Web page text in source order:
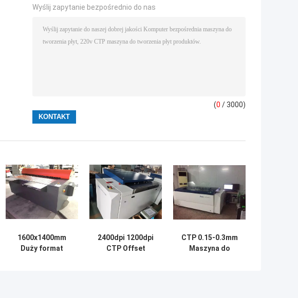
Wyślij zapytanie bezpośrednio do nas
(0 / 3000)
1600x1400mm
Duży format
2400dpi 1200dpi
CTP Offset
CTP 0.15-0.3mm
Maszyna do